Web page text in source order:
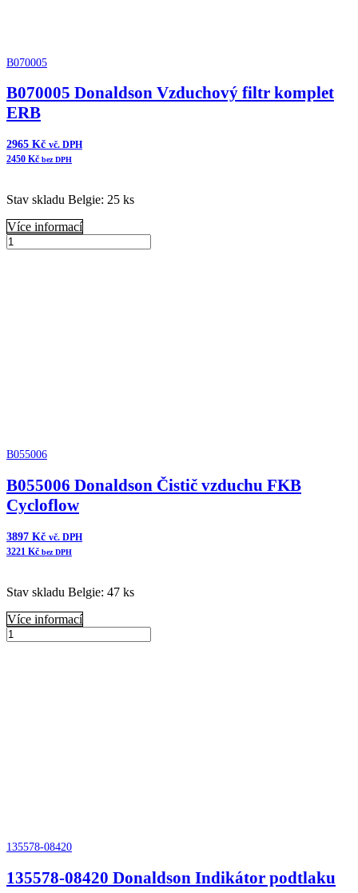
B070005
B070005 Donaldson Vzduchový filtr komplet
ERB
2965 Kč vč. DPH
2450 Kč bez DPH
Stav skladu Belgie: 25 ks
Více informací
B070005
B055006
B055006 Donaldson Čistič vzduchu FKB
Cycloflow
3897 Kč vč. DPH
3221 Kč bez DPH
Stav skladu Belgie: 47 ks
Více informací
B055006
135578-08420
135578-08420 Donaldson Indikátor podtlaku